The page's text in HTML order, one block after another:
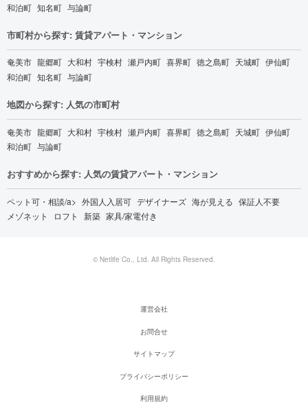
和泊町 知名町 与論町
市町村から探す: 賃貸アパート・マンション
奄美市 龍郷町 大和村 宇検村 瀬戸内町 喜界町 徳之島町 天城町 伊仙町
和泊町 知名町 与論町
地図から探す: 人気の市町村
奄美市 龍郷町 大和村 宇検村 瀬戸内町 喜界町 徳之島町 天城町 伊仙町
和泊町 与論町
おすすめから探す: 人気の賃貸アパート・マンション
ペット可・相談/a> 外国人入居可 デザイナーズ 海が見える 保証人不要
メゾネット
ロフト 新築 家具/家電付き
© Netlife Co., Ltd. All Rights Reserved.
運営会社
お問合せ
サイトマップ
プライバシーポリシー
利用規約